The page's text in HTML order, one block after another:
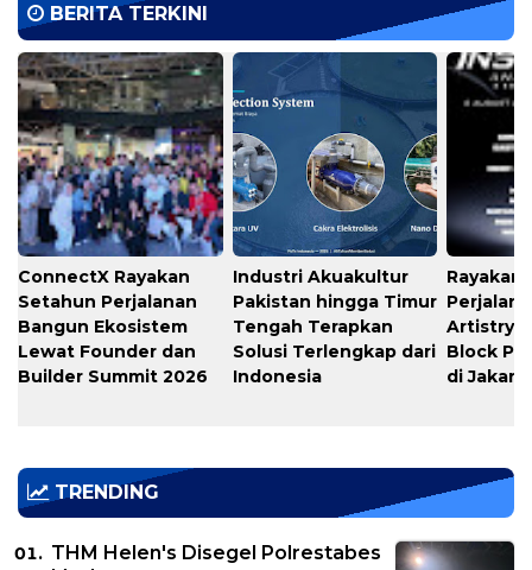
BERITA TERKINI
ConnectX Rayakan
Setahun Perjalanan
Bangun Ekosistem
Lewat Founder dan
Builder Summit 2026
Industri Akuakultur
Pakistan hingga Timur
Tengah Terapkan
Solusi Terlengkap dari
Indonesia
Rayakan
Artistry
Block
di
TRENDING
THM Helen's Disegel Polrestabes